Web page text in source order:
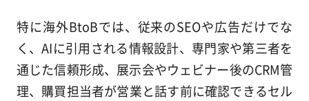
特に海外BtoBでは、従来のSEOや広告だけでな
く、AIに引用される情報設計、専門家や第三者を
通じた信頼形成、展示会やウェビナー後のCRM管
理、購買担当者が営業と話す前に確認できるセル